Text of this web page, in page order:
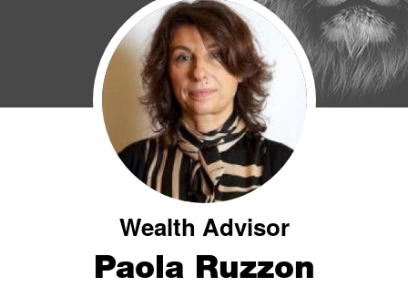
Wealth Advisor
Paola Ruzzon